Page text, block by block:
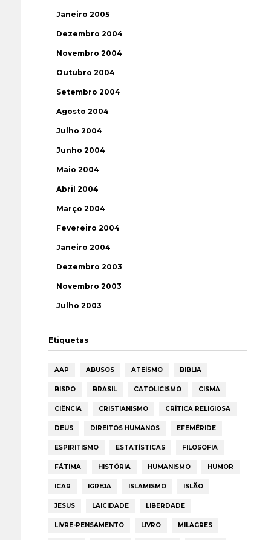
Janeiro 2005
Dezembro 2004
Novembro 2004
Outubro 2004
Setembro 2004
Agosto 2004
Julho 2004
Junho 2004
Maio 2004
Abril 2004
Março 2004
Fevereiro 2004
Janeiro 2004
Dezembro 2003
Novembro 2003
Julho 2003
Etiquetas
AAP ABUSOS ATEÍSMO BIBLIA
BISPO BRASIL CATOLICISMO CISMA
CIÊNCIA CRISTIANISMO CRÍTICA RELIGIOSA
DEUS DIREITOS HUMANOS EFEMÉRIDE
ESPIRITISMO ESTATÍSTICAS FILOSOFIA
FÁTIMA HISTÓRIA HUMANISMO HUMOR
ICAR IGREJA ISLAMISMO ISLÃO
JESUS LAICIDADE LIBERDADE
LIVRE-PENSAMENTO LIVRO MILAGRES